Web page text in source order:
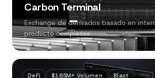
Carbon Terminal
Exchange de derivados basado en
producto completos.
DeFi $165M+ Volumen Blast